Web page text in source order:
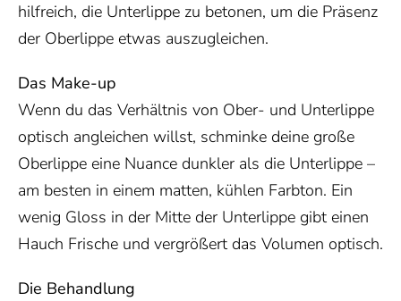
hilfreich, die Unterlippe zu betonen, um die Präsenz
der Oberlippe etwas auszugleichen.
Das Make-up
Wenn du das Verhältnis von Ober- und Unterlippe
optisch angleichen willst, schminke deine große
Oberlippe eine Nuance dunkler als die Unterlippe –
am besten in einem matten, kühlen Farbton. Ein
wenig Gloss in der Mitte der Unterlippe gibt einen
Hauch Frische und vergrößert das Volumen optisch.
Die Behandlung